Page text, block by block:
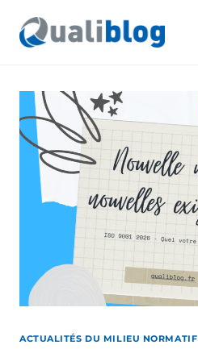
contenu
ACTUALITÉS DU MILIEU NORMATIF